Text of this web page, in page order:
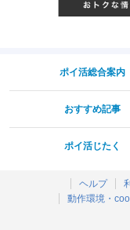
ポイ活総合案内
おすすめ記事
ポイ活じたく
ヘルプ
動作環境・